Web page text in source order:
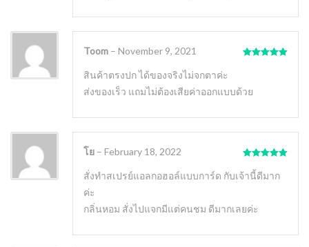
Toom – November 9, 2021
สินค้าตรงปก ได้ของจริงไม่จกตาค่ะ
ส่งของเร็ว แถมไม่ต้องเสียค่าออกแบบด้วย
of 5
โย – February 18, 2022
สั่งทำสเปรย์แอลกอฮอล์แบบการ์ด กับเจ้านี้ดีมาก
ค่ะ
กลิ่นหอม สั่งไปแจกมีแต่คนชม ดีมากเลยค่ะ